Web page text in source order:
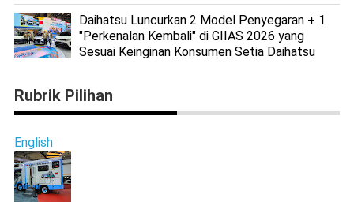
Daihatsu Luncurkan 2 Model Penyegaran + 1
"Perkenalan Kembali" di GIIAS 2026 yang
Sesuai Keinginan Konsumen Setia Daihatsu
Rubrik Pilihan
English